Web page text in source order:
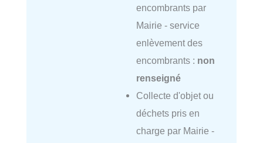
encombrants par
Mairie - service
enlèvement des
encombrants : non
renseigné
Collecte d'objet ou
déchets pris en
charge par Mairie -